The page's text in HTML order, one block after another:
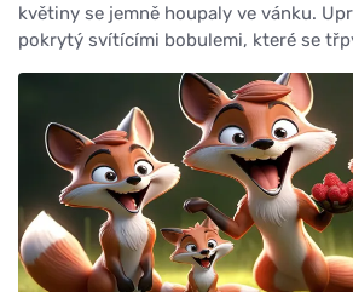
květiny se jemně houpaly ve vánku.
pokrytý svítícími bobulemi, které se